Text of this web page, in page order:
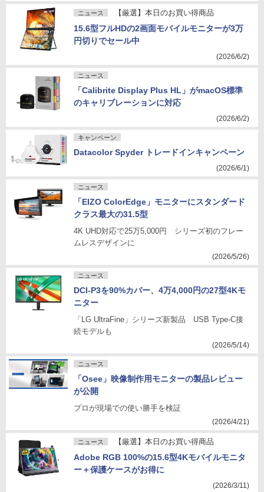
ニュース 【厳選】本日のお買い得商品
15.6型フルHDの2画面モバイルモニターが3万
円切りでセール中
(2026/6/2)
ニュース
「Calibrite Display Plus HL」がmacOS標準
のキャリブレーションに対応
(2026/6/2)
キャンペーン
Datacolor Spyder トレードインキャンペーン
(2026/6/1)
ニュース
「EIZO ColorEdge」モニターにスタンダード
クラス最大の31.5型
4K UHD対応で25万5,000円 シリーズ初のフレー
ムレスデザインに
(2026/5/26)
ニュース
DCI-P3を90%カバー、4万4,000円の27型4Kモ
ニター
「LG UltraFine」シリーズ新製品 USB Type-C接
続モデルも
(2026/5/14)
ニュース
「Osee」映像制作用モニターの製品レビュー
が公開
プロが現場での使い勝手を検証
(2026/4/21)
ニュース 【厳選】本日のお買い得商品
Adobe RGB 100%の15.6型4Kモバイルモニタ
ー＋保護ケースがお得に
(2026/3/11)